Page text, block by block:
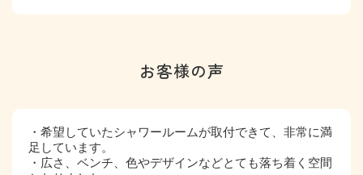
お客様の声
・希望していたシャワールームが取付できて、非常に満
足しています。
・広さ、ベンチ、色やデザインなどとても落ち着く空間